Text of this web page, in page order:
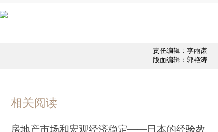
责任编辑：李雨谦
版面编辑：郭艳涛
相关阅读
房地产市场和宏观经济稳定——日本的经验教